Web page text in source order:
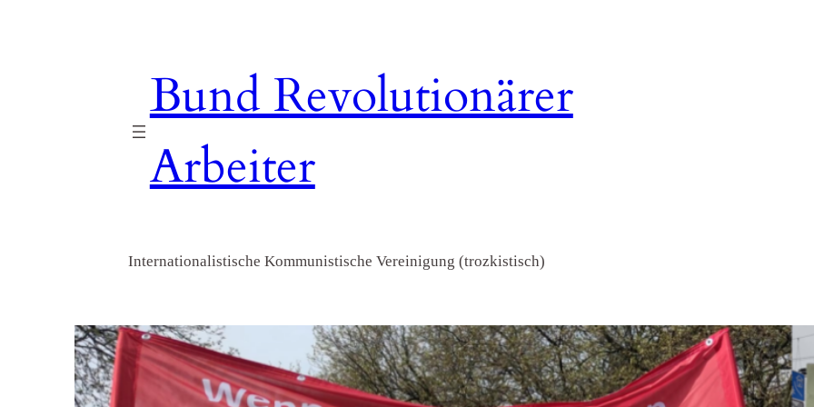
Bund Revolutionärer
Arbeiter
Internationalistische Kommunistische Vereinigung (trozkistisch)